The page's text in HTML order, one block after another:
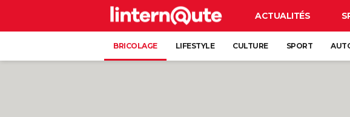
ACTUALITÉS
BRICOLAGE LIFESTYLE CULTURE SPORT